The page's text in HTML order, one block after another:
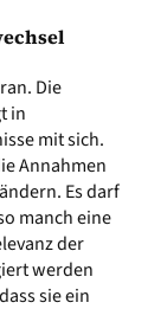
Die
in
mit sich.
Annahmen
Es darf
manch eine
der
werden
sie ein